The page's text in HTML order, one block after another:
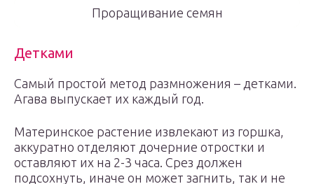
Проращивание семян
Детками
Самый простой метод размножения – детками.
Агава выпускает их каждый год.
Материнское растение извлекают из горшка,
аккуратно отделяют дочерние отростки и
оставляют их на 2-3 часа. Срез должен
подсохнуть, иначе он может загнить, так и не